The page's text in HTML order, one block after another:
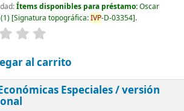
Ítems disponibles para préstamo:Oscar
Signatura topográfica:IVP-D-03354 .
al carrito
Especiales / versión